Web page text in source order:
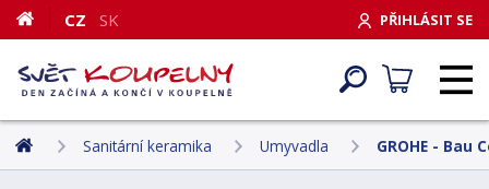
PŘIHLÁSIT SE
CZ SK
Sanitární keramika Umyvadla GROHE -